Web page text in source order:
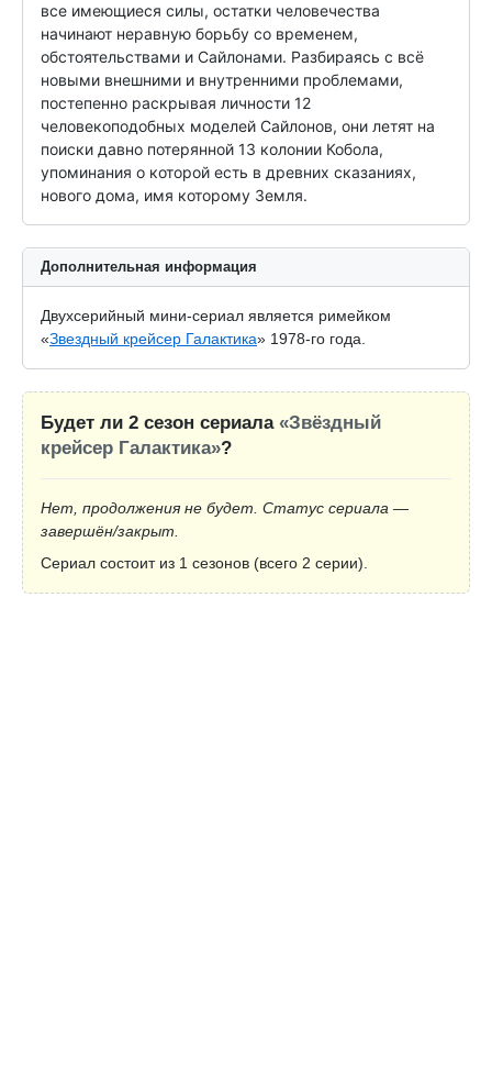
все имеющиеся силы, остатки человечества
начинают неравную борьбу со временем,
обстоятельствами и Сайлонами. Разбираясь с всё
новыми внешними и внутренними проблемами,
постепенно раскрывая личности 12
человекоподобных моделей Сайлонов, они летят на
поиски давно потерянной 13 колонии Кобола,
упоминания о которой есть в древних сказаниях,
нового дома, имя которому Земля.
Дополнительная информация
Двухсерийный мини-сериал является римейком
«Звездный крейсер Галактика» 1978-го года.
Будет ли 2 сезон сериала «Звёздный
крейсер Галактика»?
Нет, продолжения не будет. Статус сериала —
завершён/закрыт.
Сериал состоит из 1 сезонов (всего 2 серии).